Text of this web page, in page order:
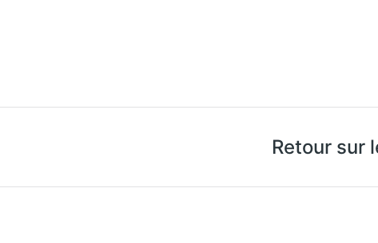
Retour sur